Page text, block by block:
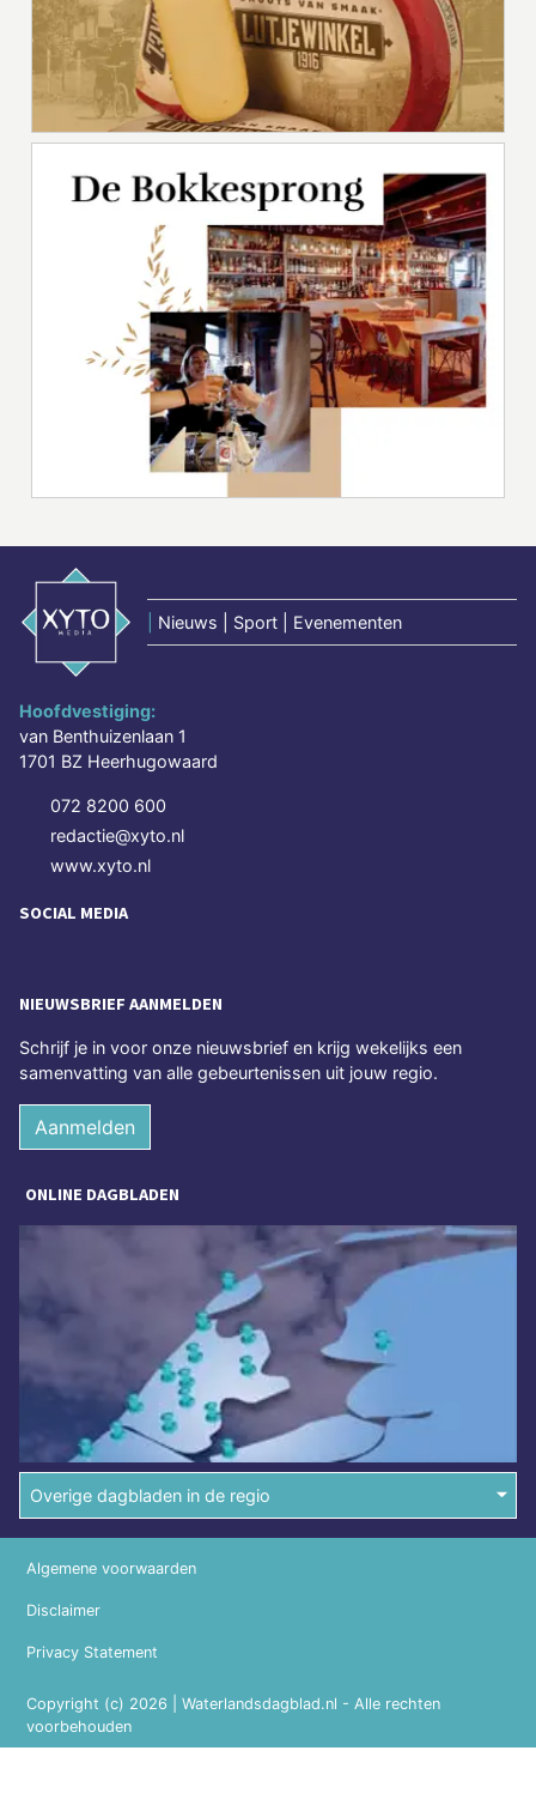
Nieuws | Sport | Evenementen
Hoofdvestiging:
van Benthuizenlaan 1
1701 BZ Heerhugowaard
072 8200 600
redactie@xyto.nl
www.xyto.nl
SOCIAL MEDIA
NIEUWSBRIEF AANMELDEN
Schrijf je in voor onze nieuwsbrief en krijg wekelijks een
samenvatting van alle gebeurtenissen uit jouw regio.
Aanmelden
ONLINE DAGBLADEN
Overige dagbladen in de regio
Copyright (c) 2026 | Waterlandsdagblad.nl - Alle rechten
voorbehouden
Algemene voorwaarden
Disclaimer
Privacy Statement